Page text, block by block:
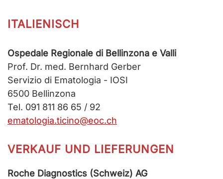
ITALIENISCH
Ospedale Regionale di Bellinzona e Valli
Prof. Dr. med. Bernhard Gerber
Servizio di Ematologia - IOSI
6500 Bellinzona
Tel. 091 811 86 65 / 92
ematologia.ticino@eoc.ch
VERKAUF UND LIEFERUNGEN
Roche Diagnostics (Schweiz) AG